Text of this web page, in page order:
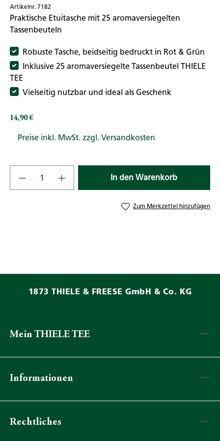
Artikelnr. 7182
Praktische Etuitasche mit 25 aromaversiegelten
Tassenbeuteln
Robuste Tasche, beidseitig bedruckt in Rot & Grün
Inklusive 25 aromaversiegelte Tassenbeutel THIELE
TEE
Vielseitig nutzbar und ideal als Geschenk
Regulärer Preis:
14,90 €
Preise inkl. MwSt. zzgl. Versandkosten
Produkt Anzahl: Gib den gewünschten
In den Warenkorb
Zum Merkzettel hinzufügen
1873 THIELE & FREESE GmbH & Co. KG
Mein THIELE TEE
Informationen
Rechtliches